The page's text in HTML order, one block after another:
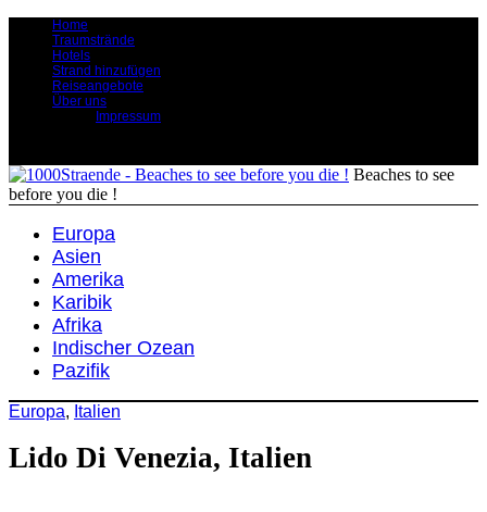
Home
Traumstrände
Hotels
Strand hinzufügen
Reiseangebote
Über uns
Impressum
Beaches to see
before you die !
Europa
Asien
Amerika
Karibik
Afrika
Indischer Ozean
Pazifik
Europa, Italien
Lido Di Venezia, Italien